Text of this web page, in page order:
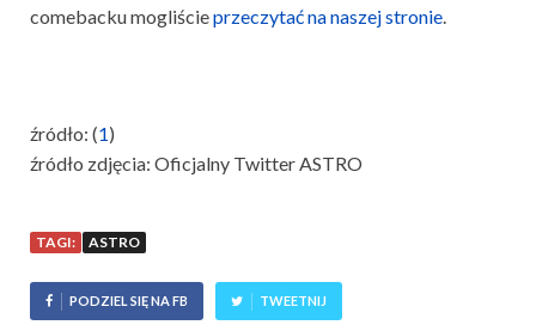
comebacku mogliścieprzeczytać na naszej stronie.
źródło: (1)
źródło zdjęcia: Oficjalny Twitter ASTRO
TAGI: ASTRO
PODZIEL SIĘ NA FB TWEETNIJ